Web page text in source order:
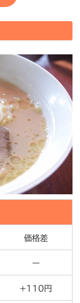
価格差
ー
+110円